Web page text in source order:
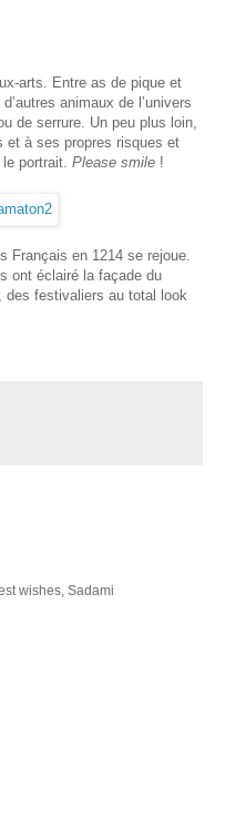
arts. Entre as de pique et
animaux de l’univers
de serrure. Un peu plus loin,
à ses propres risques et
portrait. Please smile !
Français en 1214 se rejoue.
ont éclairé la façade du
des festivaliers au total look
wishes, Sadami